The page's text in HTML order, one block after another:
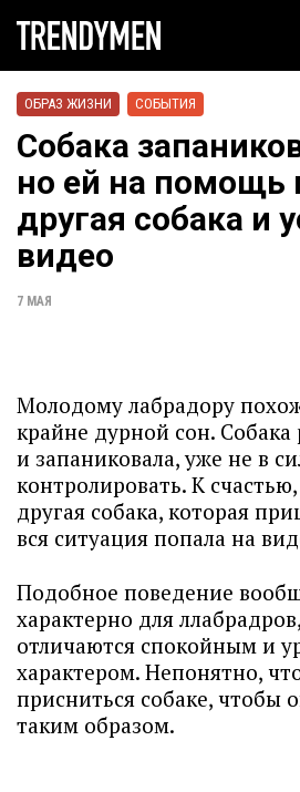
ОБРАЗ ЖИЗНИ СОБЫТИЯ
Собака
но ей на помощь
другая собака и
видео
7 МАЯ
Молодому лабрадору
крайне дурной сон. Собака
и запаниковала, уже не в
контролировать. К
другая собака, которая
вся ситуация попала на
Подобное поведение
характерно для
отличаются спокойным и
характером. Непонятно,
присниться собаке, чтобы
таким образом.